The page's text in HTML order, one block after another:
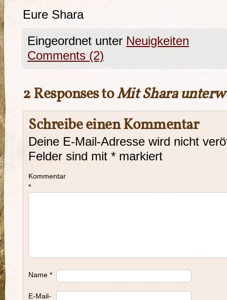
Eure Shara
Eingeordnet unter Neuigkeiten
Comments (2)
2 Responses toMit Shara
Schreibe einen Kommentar
Deine E-Mail-Adresse wird nicht
Felder sind mit * markiert
Kommentar
*
Name *
E-Mail-